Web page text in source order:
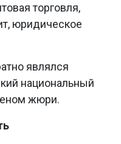
торговля,
юридическое
являлся
национальный
жюри.